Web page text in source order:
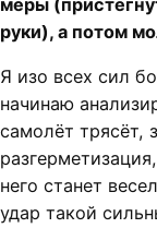
меры
руки), а потом
Я изо всех сил
начинаю
самолёт трясёт,
него станет
удар такой